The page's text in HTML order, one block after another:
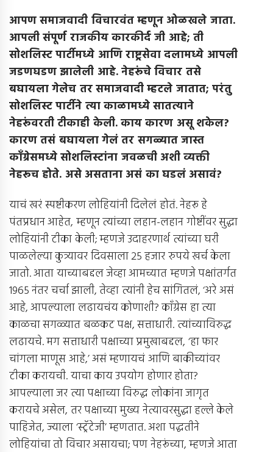
आपण समाजवादी विचारवंत म्हणून ओळखले जाता.
आपली संपूर्ण राजकीय कारकीर्द जी आहे; ती
सोशलिस्ट पार्टीमध्ये आणि राष्ट्रसेवा दलामध्ये आपली
जडणघडण झालेली आहे.नेहरूंचे विचार तसे
बघायला गेलेच तर समाजवादी म्हटले जातात; परंतु
सोशलिस्ट पार्टीने त्या काळामध्ये सातत्याने
नेहरूंवरती टीकाही केली.काय कारण असू शकेल?
कारण तसं बघायला गेलं तर सगळ्यात जास्त
काँग्रेसमध्ये सोशलिस्टांना जवळची अशी व्यक्ती
नेहरूच होते. असे असताना असं का घडलं असावं?
याचं खरं स्पष्टीकरण लोहियांनी दिलेलं होतं. नेहरू हे
पंतप्रधान आहेत, म्हणून त्यांच्या लहान-लहान गोष्टींवर सुद्धा
लोहियांनी टीका केली; म्हणजे उदाहरणार्थ त्यांच्या घरी
पाळलेल्या कुत्र्यावर दिवसाला 25 हजार रुपये खर्च केला
जातो. आता याच्याबद्दल जेव्हा आमच्यात म्हणजे पक्षांतर्गत
1965 नंतर चर्चा झाली, तेव्हा त्यांनी हेच सांगितलं, ‘अरे असं
आहे, आपल्याला लढायचंय कोणाशी? काँग्रेस हा त्या
काळचा सगळ्यात बळकट पक्ष, सत्ताधारी. त्यांच्याविरुद्ध
लढायचे. मग सत्ताधारी पक्षाच्या प्रमुखाबद्दल, ‘हा फार
चांगला माणूस आहे,’ असं म्हणायचं आणि बाकीच्यांवर
टीका करायची. याचा काय उपयोग होणार होता?
आपल्याला जर त्या पक्षाच्या विरुद्ध लोकांना जागृत
करायचे असेल, तर पक्षाच्या मुख्य नेत्यावरसुद्धा हल्ले केले
पाहिजेत, ज्याला ‘स्ट्रॅटेजी’ म्हणतात. अशा पद्धतीने
लोहियांचा तो विचार असायचा; पण नेहरूंच्या, म्हणजे आता